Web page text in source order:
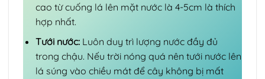
cao từ cuống lá lên mặt nước là 4-5cm là thích
hợp nhất.
Tưới nước:Luôn duy trì lượng nước đầy đủ
trong chậu. Nếu trời nóng quá nên tưới nước lên
lá súng vào chiều mát để cây không bị mất